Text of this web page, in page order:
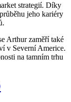
strategií. Díky
jeho kariéry
Arthur zaměří také
v Severní Americe.
na tamním trhu